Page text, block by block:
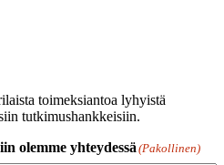
toimeksiantoa lyhyistä
tutkimushankkeisiin.
olemme yhteydessä(Pakollinen)